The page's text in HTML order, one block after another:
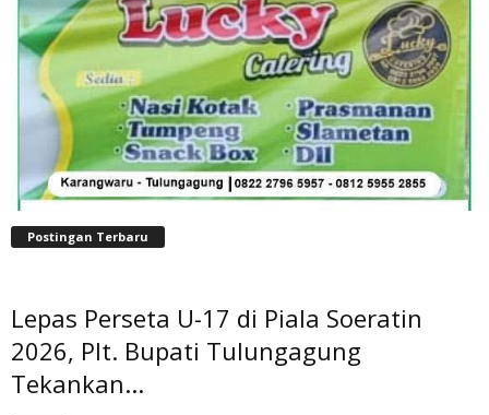
Postingan Terbaru
Lepas Perseta U-17 di Piala Soeratin
2026, Plt. Bupati Tulungagung
Tekankan...